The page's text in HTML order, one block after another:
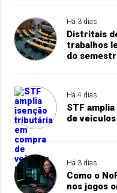
Há 3 dias
Distritais
trabalhos
do
Há 4 dias
STF
de
Há 3 dias
Como o
nos jogos